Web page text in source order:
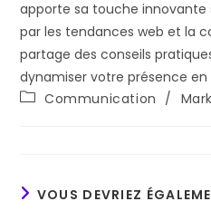
apporte sa touche innovante
par les tendances web et la
partage des conseils
dynamiser votre présence en
PostCommunication /
VOUS DEVRIEZ